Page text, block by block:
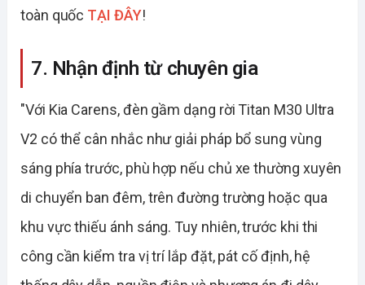
toàn quốc TẠI ĐÂY!
7. Nhận định từ chuyên gia
"Với Kia Carens, đèn gầm dạng rời Titan M30 Ultra
V2 có thể cân nhắc như giải pháp bổ sung vùng
sáng phía trước, phù hợp nếu chủ xe thường xuyên
di chuyển ban đêm, trên đường trường hoặc qua
khu vực thiếu ánh sáng. Tuy nhiên, trước khi thi
công cần kiểm tra vị trí lắp đặt, pát cố định, hệ